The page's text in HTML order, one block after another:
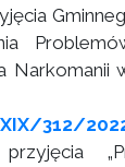
312/